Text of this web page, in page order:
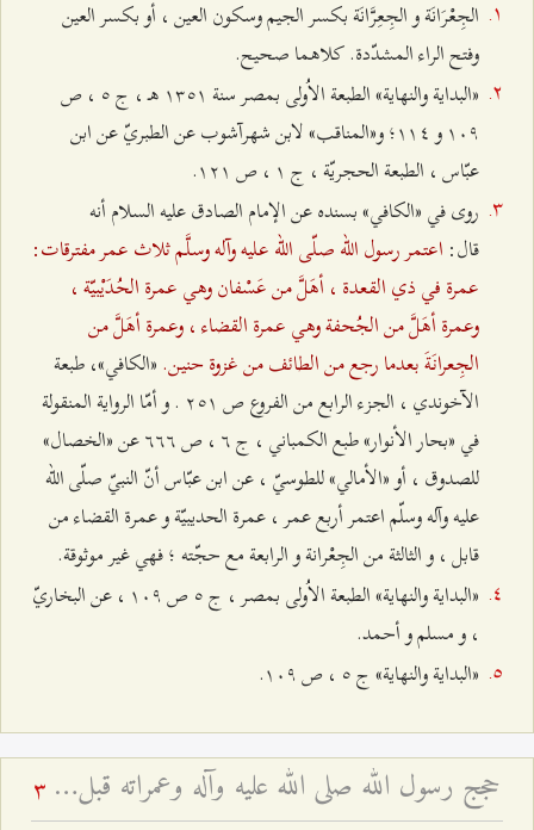
الجِعْرَانَة‌ و الجِعِرَّانَة‌ بكسر الجيم‌ وسكون‌ العين‌ ، أو بكسر العين‌
وفتح‌ الراء المشدّدة‌. كلاهما صحيح‌.
«البداية‌ والنهاية» الطبعة‌ الاُولی‌ بمصر سنة‌ ۱٣٥۱ هـ ، ج‌ ٥ ، ص‌
۱۰٩ و ۱۱٤؛ و«المناقب» لابن‌ شهرآشوب‌ عن‌ الطبريّ عن‌ ابن‌
عبّاس‌ ، الطبعة‌ الحجريّة‌ ، ج‌ ۱ ، ص‌ ۱٢۱.
روی في «الكافي‌» بسنده‌ عن‌ الإمام‌ الصادق‌ عليه‌ السلام‌ أنه‌
قال‌: اعتمر رسول الله‌‌‌ صلّی الله‌‌‌ عليه‌ وآله‌ وسلَّم‌ ثلاث‌ عمر مفترقات‌:
عمرة‌ في ذي‌ القعدة‌ ، أهَلَّ من‌ عَسْفان‌ وهي‌ عمرة‌ الحُدَيْبيّة‌ ،
وعمرة‌ أهَلَّ من‌ الجُحفة‌ وهي‌ عمرة‌ القضاء ، وعمرة‌ أهَلَّ من‌
الجِعرانَةَ بعدما رجع‌ من‌ الطائف‌ من‌ غزوة‌ حنين‌.«الكافي‌»، طبعة‌
الآخوندي‌ ، الجزء الرابع‌ من‌ الفروع‌ ص‌ ٢٥۱ . و أمّا الرواية‌ المنقولة‌
في «بحار الأنوار» طبع‌ الكمباني‌ ، ج‌ ٦ ، ص‌ ٦٦٦ عن‌ «الخصال»
للصدوق‌ ، أو «الأمالي‌‌» للطوسيّ ، عن‌ ابن‌ عبّاس‌ أنّ النبيّ صلّی الله‌‌‌
عليه‌ وآله‌ وسلّم‌ اعتمر أربع‌ عمر ، عمرة‌ الحديبيّة‌ و عمرة‌ القضاء من‌
قابل‌ ، و الثالثة‌ من‌ الجِعْرانة‌ و الرابعة‌ مع‌ حجّته‌ ؛ فهي‌ غير موثوقة‌.
«البداية‌ والنهاية» الطبعة‌ الاُولی بمصر ، ج‌ ٥ ص‌ ۱۰٩ ، عن‌ البخاريّ
، و مسلم‌ و أحمد.
«البداية‌ والنهاية‌‌» ج‌ ٥ ، ص‌ ۱۰٩.
حجج رسول الله صلى الله عليه وآله وعمراته قبل الهجرة 3